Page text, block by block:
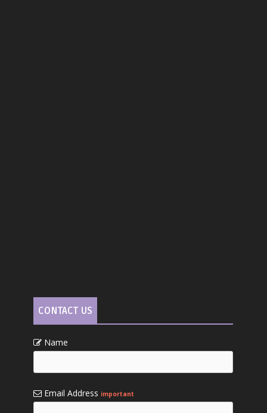
CONTACT US
Name
Email Address important